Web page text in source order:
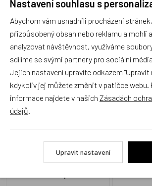
Produkt zatím nemá žádné hodnocení,
produkt ohodnotí!
Přidat hodnocení
Ars Una penál plněný
Lahev
Nastavení souhlasu s
Abychom vám usnadnili procházení
přizpůsobený obsah nebo reklamu a mohli
analyzovat návštěvnost, využíváme
sdílíme se svými partnery pro sociální
Jejich nastavení upravíte odkazem "Upravit
kdykoliv jej můžete změnit v patičce webu.
informace najdete v našich Zásadách
údajů
Upravit nastavení